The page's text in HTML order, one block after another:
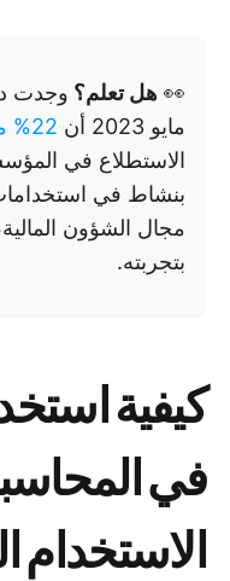
👀 هل تعلم؟ وجدت
مايو 2023 أن
22% من 75 مديراً مالياً
الاستطلاع في
بنشاط في
بتجربته.
في
الاستخدام